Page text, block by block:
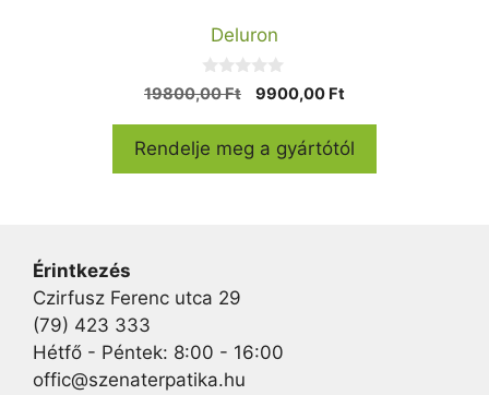
Deluron
0
a
-
ő
19800,00Ft
Original
19800,00 Ft.
9900,00 Ft
is:
9900,00 Ft.
Rendelje meg a gyártótól
Érintkezés
Czirfusz Ferenc utca 29
(79) 423 333
Hétfő - Péntek: 8:00 - 16:00
offic@szenaterpatika.hu